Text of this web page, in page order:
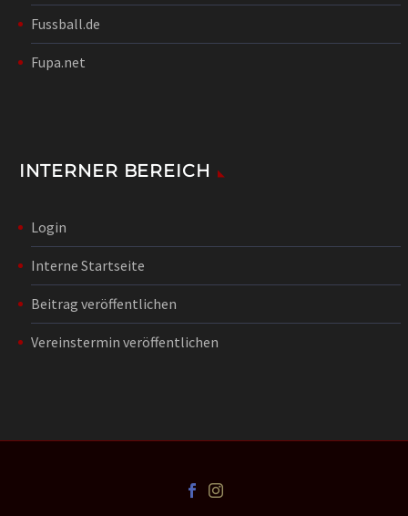
Fussball.de
Fupa.net
INTERNER BEREICH
Login
Interne Startseite
Beitrag veröffentlichen
Vereinstermin veröffentlichen